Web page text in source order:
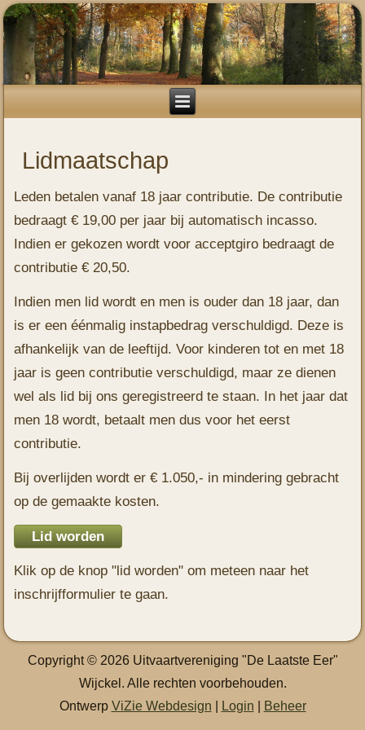
Lidmaatschap
Leden betalen vanaf 18 jaar contributie. De contributie
bedraagt € 19,00 per jaar bij automatisch incasso.
Indien er gekozen wordt voor acceptgiro bedraagt de
contributie € 20,50.
Indien men lid wordt en men is ouder dan 18 jaar, dan
is er een éénmalig instapbedrag verschuldigd. Deze is
afhankelijk van de leeftijd. Voor kinderen tot en met 18
jaar is geen contributie verschuldigd, maar ze dienen
wel als lid bij ons geregistreerd te staan. In het jaar dat
men 18 wordt, betaalt men dus voor het eerst
contributie.
Bij overlijden wordt er € 1.050,- in mindering gebracht
op de gemaakte kosten.
Lid worden
Klik op de knop "lid worden" om meteen naar het
inschrijfformulier te gaan.
Copyright © 2026 Uitvaartvereniging "De Laatste Eer"
Wijckel. Alle rechten voorbehouden.
Ontwerp ViZie Webdesign Login Beheer